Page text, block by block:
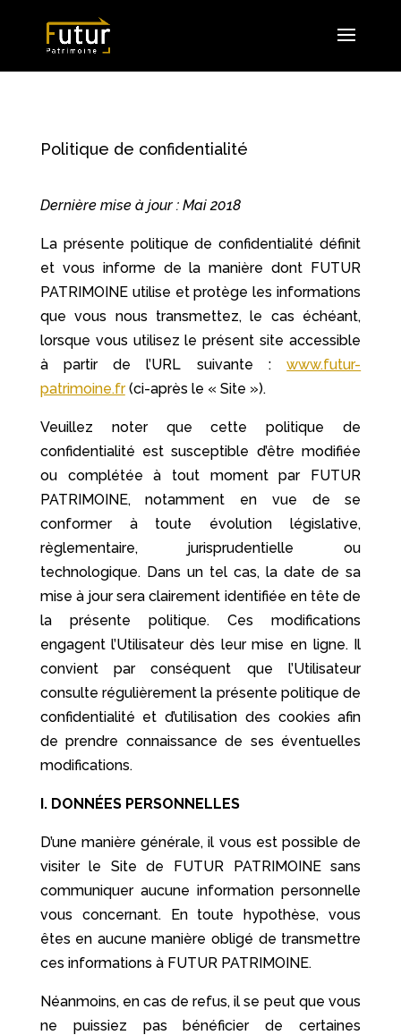
Politique de confidentialité
Dernière mise à jour : Mai 2018
La présente politique de confidentialité définit
et vous informe de la manière dont FUTUR
PATRIMOINE utilise et protège les informations
que vous nous transmettez, le cas échéant,
lorsque vous utilisez le présent site accessible
à partir de l’URL suivante :www.futur-
patrimoine.fr(ci-après le « Site »).
Veuillez noter que cette politique de
confidentialité est susceptible d’être modifiée
ou complétée à tout moment par FUTUR
PATRIMOINE, notamment en vue de se
conformer à toute évolution législative,
règlementaire, jurisprudentielle ou
technologique. Dans un tel cas, la date de sa
mise à jour sera clairement identifiée en tête de
la présente politique. Ces modifications
engagent l’Utilisateur dès leur mise en ligne. Il
convient par conséquent que l’Utilisateur
consulte régulièrement la présente politique de
confidentialité et d’utilisation des cookies afin
de prendre connaissance de ses éventuelles
modifications.
I. DONNÉES PERSONNELLES
D’une manière générale, il vous est possible de
visiter le Site de FUTUR PATRIMOINE sans
communiquer aucune information personnelle
vous concernant. En toute hypothèse, vous
êtes en aucune manière obligé de transmettre
ces informations à FUTUR PATRIMOINE.
Néanmoins, en cas de refus, il se peut que vous
ne puissiez pas bénéficier de certaines